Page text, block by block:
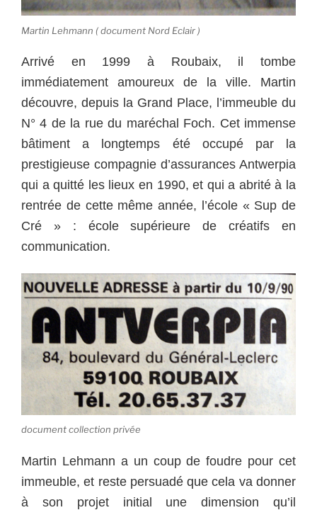
Martin Lehmann ( document Nord Eclair )
Arrivé en 1999 à Roubaix, il tombe
immédiatement amoureux de la ville. Martin
découvre, depuis la Grand Place, l’immeuble du
N° 4 de la rue du maréchal Foch. Cet immense
bâtiment a longtemps été occupé par la
prestigieuse compagnie d’assurances Antwerpia
qui a quitté les lieux en 1990, et qui a abrité à la
rentrée de cette même année, l’école « Sup de
Cré » : école supérieure de créatifs en
communication.
document collection privée
Martin Lehmann a un coup de foudre pour cet
immeuble, et reste persuadé que cela va donner
à son projet initial une dimension qu’il